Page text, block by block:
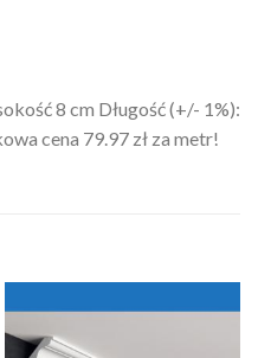
8 cm Długość (+/- 1%):
cena 79.97 zł za metr!